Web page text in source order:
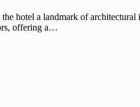
hotel a landmark of
offering a…